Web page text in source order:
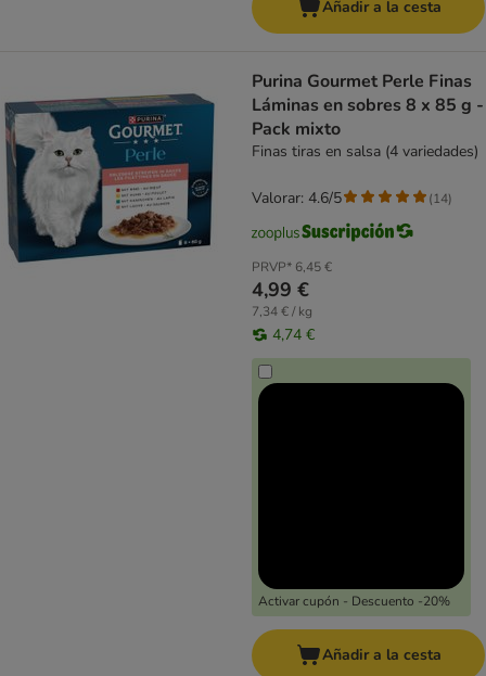
Añadir a la cesta
Purina Gourmet Perle Finas
Láminas en sobres 8 x 85 g -
Pack mixto
Finas tiras en salsa (4 variedades)
PRVP* 6,45 €
4,99 €
7,34 € / kg
4,74 €
Activar cupón - Descuento -20%
Valorar: 4.6/5 (14)
Añadir a la cesta